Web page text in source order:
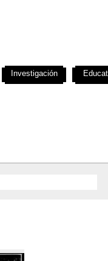
Investigación